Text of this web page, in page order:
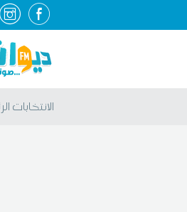
الانتخابات